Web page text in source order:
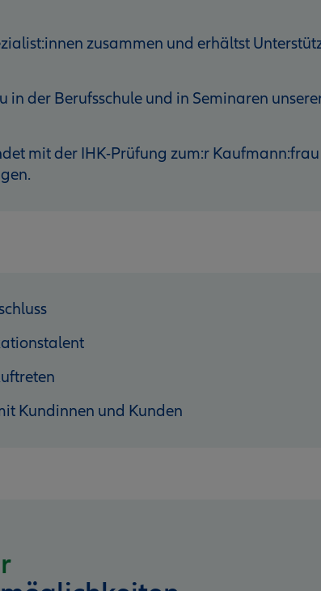
zusammen und erhältst
in der Berufsschule und in Seminaren
mit der IHK-Prüfung zum:r
Kundinnen und Kunden